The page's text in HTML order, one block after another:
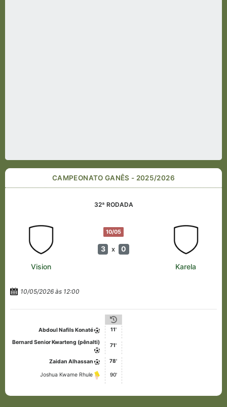
CAMPEONATO GANÊS - 2025/2026
32ª RODADA
10/05
3 x 0
Vision Karela
10/05/2026 às 12:00
Abdoul Nafils Konaté 11'
Bernard Senior Kwarteng (pênalti) 71'
Zaidan Alhassan 78'
Joshua Kwame Rhule 90'